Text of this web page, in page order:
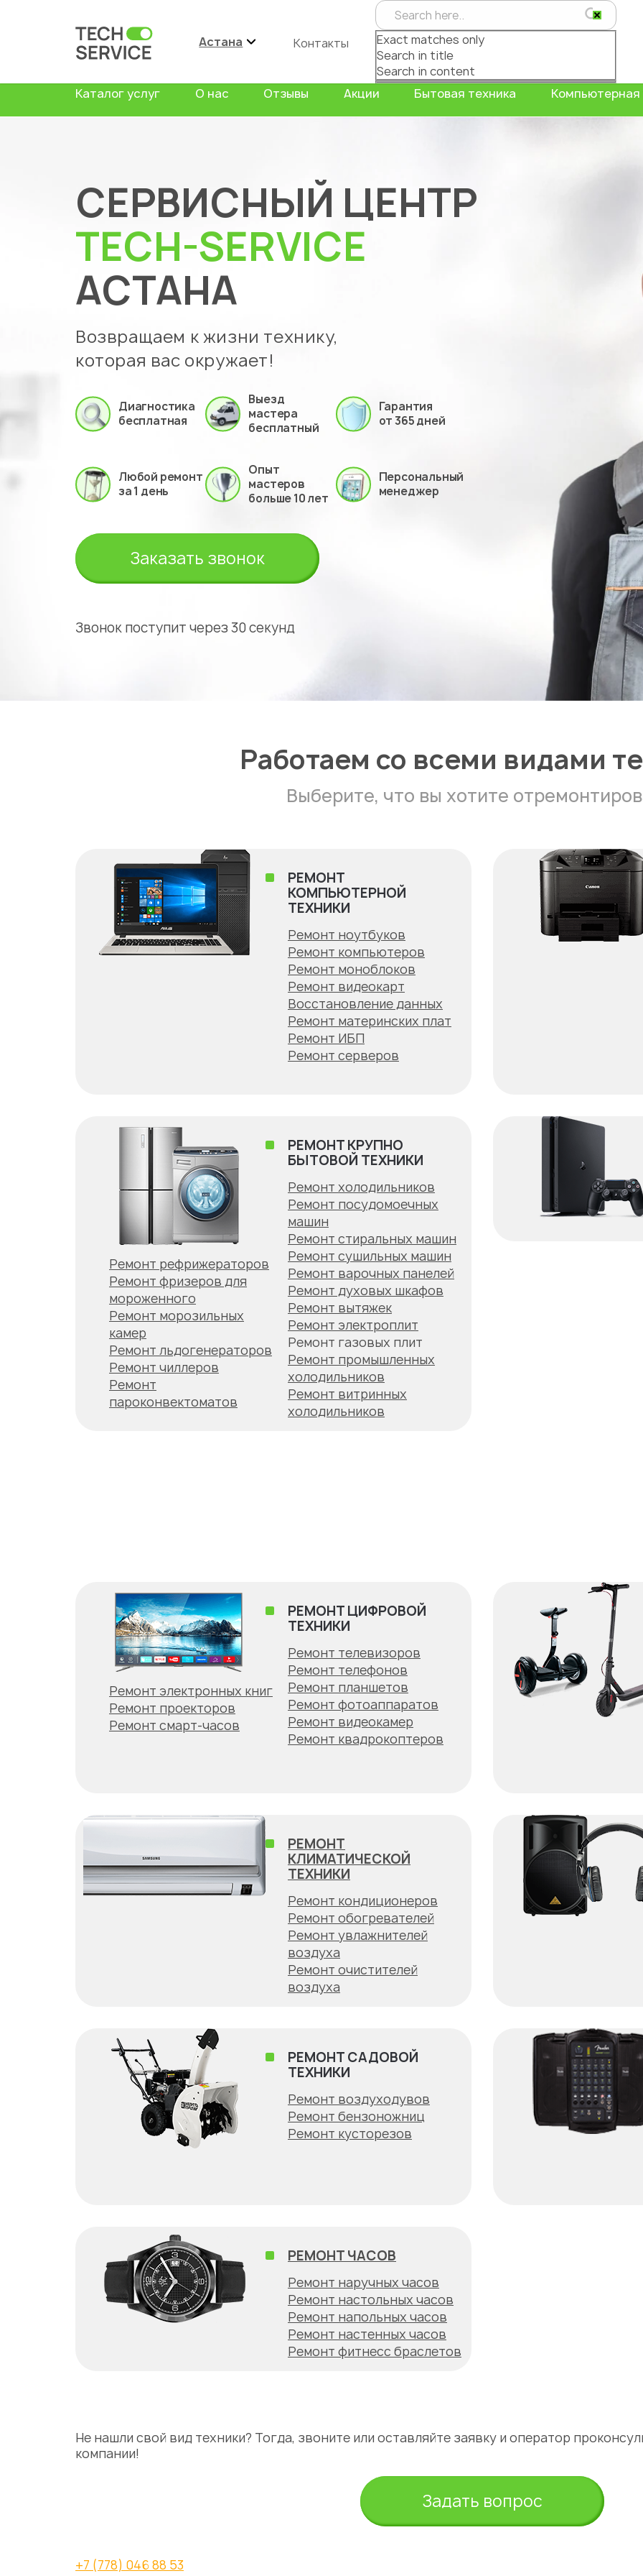
Астана Контакты
Exact matches only
Search in title
Search in content
Каталог услуг О нас Отзывы Акции Бытовая техника Компьютерная
СЕРВИСНЫЙ ЦЕНТР
TECH-SERVICE
АСТАНА
Возвращаем к жизни технику,
которая вас окружает!
Диагностика
бесплатная
Выезд
мастера
бесплатный
Гарантия
от 365 дней
Любой ремонт
за 1 день
Опыт
мастеров
больше 10 лет
Персональный
менеджер
Заказать звонок
Звонок поступит через 30 секунд
Работаем со всеми видами
Выберите, что вы хотите
РЕМОНТ
КОМПЬЮТЕРНОЙ
ТЕХНИКИ
Ремонт ноутбуков
Ремонт компьютеров
Ремонт моноблоков
Ремонт видеокарт
Восстановление данных
Ремонт материнских плат
Ремонт ИБП
Ремонт серверов
Ремонт рефрижераторов
Ремонт фризеров для
мороженного
Ремонт морозильных
камер
Ремонт льдогенераторов
Ремонт чиллеров
Ремонт
пароконвектоматов
РЕМОНТ КРУПНО
БЫТОВОЙ ТЕХНИКИ
Ремонт холодильников
Ремонт посудомоечных
машин
Ремонт стиральных машин
Ремонт сушильных машин
Ремонт варочных панелей
Ремонт духовых шкафов
Ремонт вытяжек
Ремонт электроплит
Ремонт газовых плит
Ремонт промышленных
холодильников
Ремонт витринных
холодильников
Ремонт электронных книг
Ремонт проекторов
Ремонт смарт-часов
РЕМОНТ ЦИФРОВОЙ
ТЕХНИКИ
Ремонт телевизоров
Ремонт телефонов
Ремонт планшетов
Ремонт фотоаппаратов
Ремонт видеокамер
Ремонт квадрокоптеров
РЕМОНТ
КЛИМАТИЧЕСКОЙ
ТЕХНИКИ
Ремонт кондиционеров
Ремонт обогревателей
Ремонт увлажнителей
воздуха
Ремонт очистителей
воздуха
РЕМОНТ САДОВОЙ
ТЕХНИКИ
Ремонт воздуходувов
Ремонт бензоножниц
Ремонт кусторезов
РЕМОНТ ЧАСОВ
Ремонт наручных часов
Ремонт настольных часов
Ремонт напольных часов
Ремонт настенных часов
Ремонт фитнесс браслетов
Не нашли свой вид техники? Тогда, звоните или оставляйте заявку и оператор
компании!
Задать вопрос
+7 (778) 046 88 53